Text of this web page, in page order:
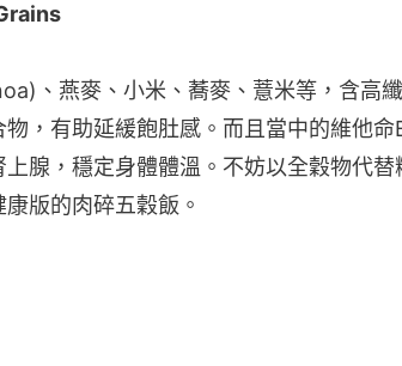
、燕麥、小米、蕎麥、薏米等，含高
，有助延緩飽肚感。而且當中的維他
腺，穩定身體體溫。不妨以全穀物代
版的肉碎五穀飯。